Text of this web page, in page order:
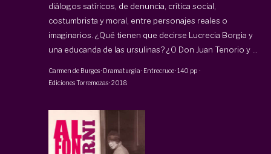
diálogos satíricos, de denuncia, crítica social,
costumbrista y moral, entre personajes reales o
imaginarios. ¿Qué tienen que decirse Lucrecia Borgia y
una educanda de las ursulinas? ¿O Don Juan Tenorio y ...
Carmen de Burgos· Dramaturgia · Entrecruce·140 pp ·
Ediciones Torremozas·2018